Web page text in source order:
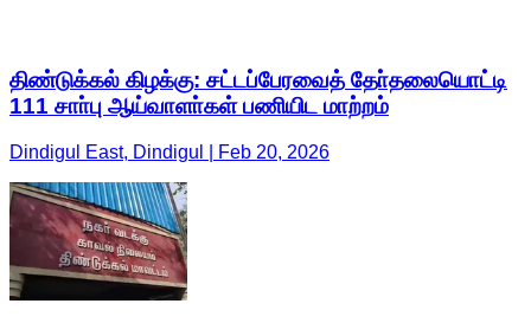
திண்டுக்கல் கிழக்கு: சட்டப்பேரவைத் தோ்தலையொட்டி
111 சாா்பு ஆய்வாளா்கள் பணியிட மாற்றம்
Dindigul East, Dindigul | Feb 20, 2026